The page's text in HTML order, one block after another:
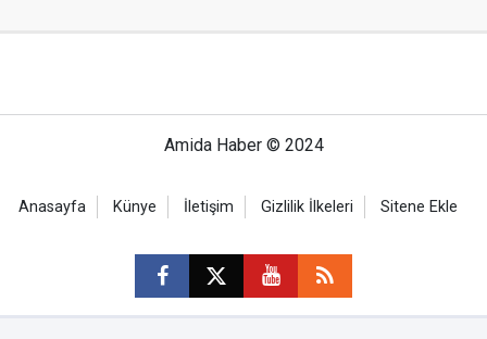
Amida Haber © 2024
Anasayfa Künye İletişim Gizlilik İlkeleri Sitene Ekle